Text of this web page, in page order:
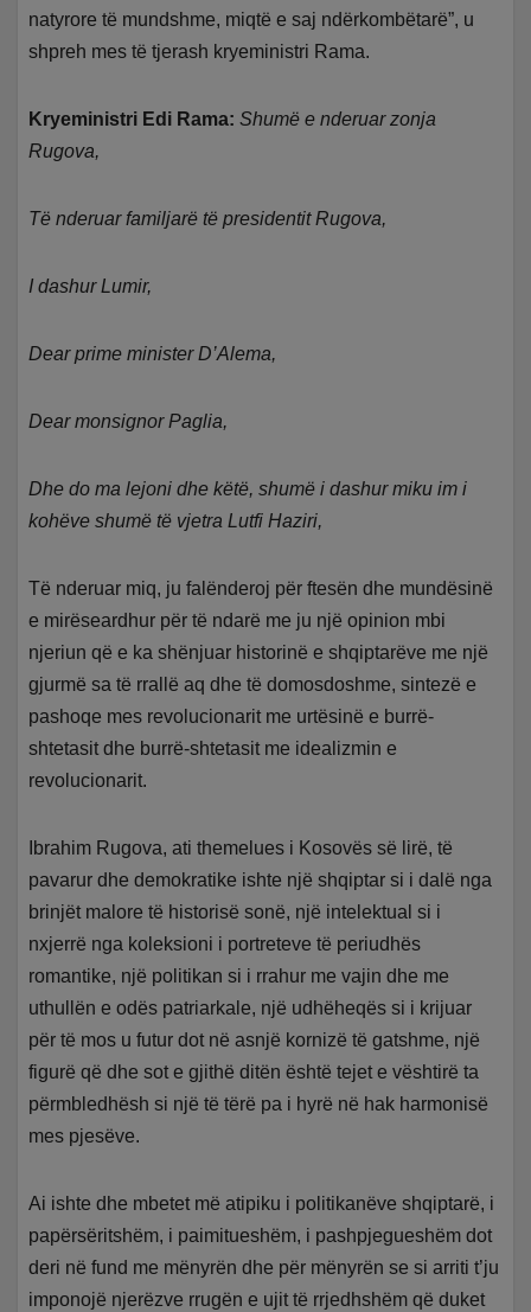
natyrore të mundshme, miqtë e saj ndërkombëtarë”, u
shpreh mes të tjerash kryeministri Rama.
Kryeministri Edi Rama: Shumë e nderuar zonja
Rugova,
Të nderuar familjarë të presidentit Rugova,
I dashur Lumir,
Dear prime minister D’Alema,
Dear monsignor Paglia,
Dhe do ma lejoni dhe këtë, shumë i dashur miku im i
kohëve shumë të vjetra Lutfi Haziri,
Të nderuar miq, ju falënderoj për ftesën dhe mundësinë
e mirëseardhur për të ndarë me ju një opinion mbi
njeriun që e ka shënjuar historinë e shqiptarëve me një
gjurmë sa të rrallë aq dhe të domosdoshme, sintezë e
pashoqe mes revolucionarit me urtësinë e burrë-
shtetasit dhe burrë-shtetasit me idealizmin e
revolucionarit.
Ibrahim Rugova, ati themelues i Kosovës së lirë, të
pavarur dhe demokratike ishte një shqiptar si i dalë nga
brinjët malore të historisë sonë, një intelektual si i
nxjerrë nga koleksioni i portreteve të periudhës
romantike, një politikan si i rrahur me vajin dhe me
uthullën e odës patriarkale, një udhëheqës si i krijuar
për të mos u futur dot në asnjë kornizë të gatshme, një
figurë që dhe sot e gjithë ditën është tejet e vështirë ta
përmbledhësh si një të tërë pa i hyrë në hak harmonisë
mes pjesëve.
Ai ishte dhe mbetet më atipiku i politikanëve shqiptarë, i
papërsëritshëm, i paimitueshëm, i pashpjegueshëm dot
deri në fund me mënyrën dhe për mënyrën se si arriti t’ju
imponojë njerëzve rrugën e ujit të rrjedhshëm që duket